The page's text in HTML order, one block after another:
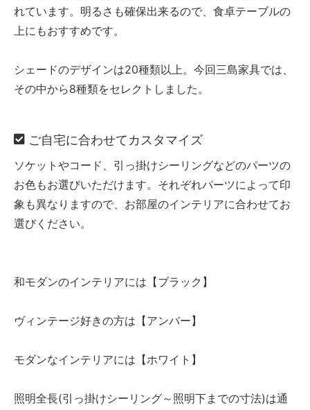
れています。明るさも確保出来るので、食卓テーブルの
上にもおすすめです。
シェードのデザインは20種類以上。今回三島家具では、
その中から8種類をセレクトしました。
ご自宅に合わせてカスタマイズ
ソケットやコード、引っ掛けシーリングなどのパーツの
お色もお選びいただけます。それぞれパーツによって印
象も異なりますので、お部屋のインテリアに合わせてお
選びください。
和モダンのインテリアには【ブラック】
ヴィンテージ好きの方は【アンバー】
モダンなインテリアには【ホワイト】
照明全長(引っ掛けシーリング～照明下までの寸法)は通